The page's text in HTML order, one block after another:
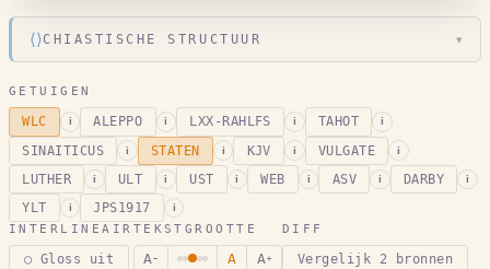
⟨⟩CHIASTISCHE STRUCTUUR ▾
GETUIGEN
WLC i ALEPPO i LXX-RAHLFS i TAHOT i
SINAITICUS i STATEN i KJV i VULGATE i
LUTHER i ULT i UST i WEB i ASV i DARBY i
YLT i JPS1917 i
INTERLINEAIR
○ Gloss uit
TEKSTGROOTTE
A − A A +
DIFF
Vergelijk 2 bronnen